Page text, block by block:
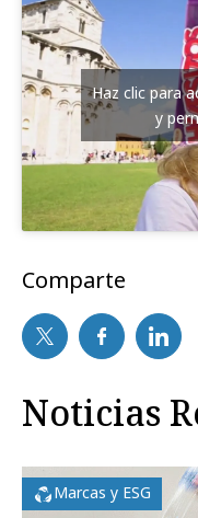
Haz clic para
y
Comparte
Noticias
Marcas y ESG